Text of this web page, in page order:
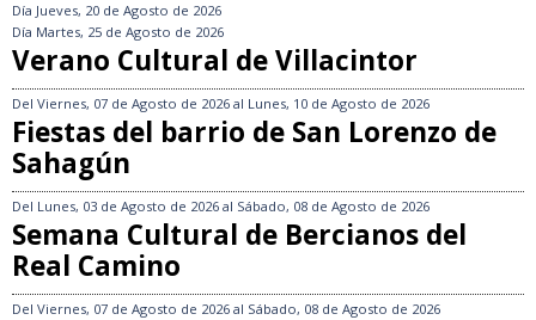
Día Jueves, 20 de Agosto de 2026
Día Martes, 25 de Agosto de 2026
Verano Cultural de Villacintor
Del Viernes, 07 de Agosto de 2026 al Lunes, 10 de Agosto de 2026
Fiestas del barrio de San Lorenzo de
Sahagún
Del Lunes, 03 de Agosto de 2026 al Sábado, 08 de Agosto de 2026
Semana Cultural de Bercianos del
Real Camino
Del Viernes, 07 de Agosto de 2026 al Sábado, 08 de Agosto de 2026